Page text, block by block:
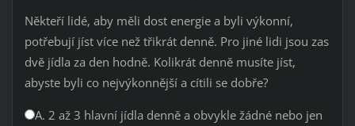
Někteří lidé, aby měli dost energie a byli výkonní,
potřebují jíst více než třikrát denně. Pro jiné lidi jsou zas
dvě jídla za den hodně. Kolikrát denně musíte jíst,
abyste byli co nejvýkonnější a cítili se dobře?
A. 2 až 3 hlavní jídla denně a obvykle žádné nebo jen